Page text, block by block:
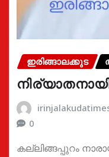
ഇരിങ്ങാലക്കുട
0
കല്ലിങ്ങപ്പുറം